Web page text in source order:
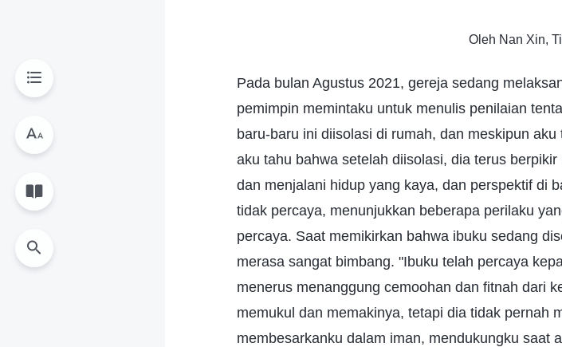
Oleh Nan Xin,
Pada bulan Agustus 2021, gereja sedang
pemimpin memintaku untuk menulis penilaian
baru-baru ini diisolasi di rumah, dan meskipun
aku tahu bahwa setelah diisolasi, dia terus
dan menjalani hidup yang kaya, dan perspektif di
tidak percaya, menunjukkan beberapa perilaku
percaya. Saat memikirkan bahwa ibuku sedang
merasa sangat bimbang. "Ibuku telah percaya
menerus menanggung cemoohan dan fitnah dari
memukul dan memakinya, tetapi dia tidak pernah
membesarkanku dalam iman, mendukungku saat